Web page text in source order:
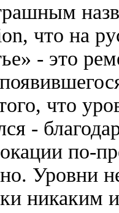
что на
- это
что
-
по-
Уровни
никаким